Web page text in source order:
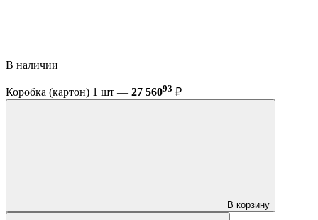
В наличии
Коробка (картон) 1 шт — 27 56093 ₽
В корзину